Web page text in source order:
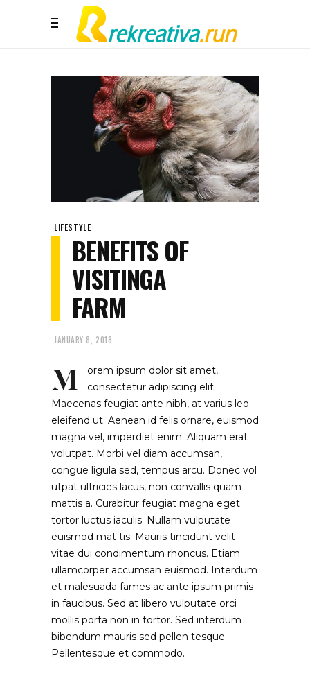
LIFESTYLE
BENEFITS OF
VISITINGA
FARM
JANUARY 8, 2018
M
orem ipsum dolor sit amet,
consectetur adipiscing elit.
Maecenas feugiat ante nibh, at varius leo
eleifend ut. Aenean id felis ornare, euismod
magna vel, imperdiet enim. Aliquam erat
volutpat. Morbi vel diam accumsan,
congue ligula sed, tempus arcu. Donec vol
utpat ultricies lacus, non convallis quam
mattis a. Curabitur feugiat magna eget
tortor luctus iaculis. Nullam vulputate
euismod mat tis. Mauris tincidunt velit
vitae dui condimentum rhoncus. Etiam
ullamcorper accumsan euismod. Interdum
et malesuada fames ac ante ipsum primis
in faucibus. Sed at libero vulputate orci
mollis porta non in tortor. Sed interdum
bibendum mauris sed pellen tesque.
Pellentesque et commodo.